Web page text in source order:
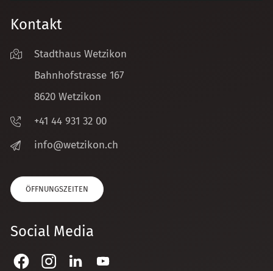
Kontakt
Stadthaus Wetzikon
Bahnhofstrasse 167
8620 Wetzikon
+41 44 931 32 00
nf
w tz k n ch
ÖFFNUNGSZEITEN
Social Media